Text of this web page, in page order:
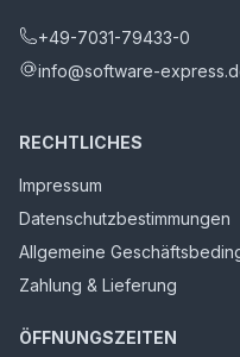
+49-7031-79433-0
info@software-
RECHTLICHES
Impressum
Datenschutzbestimmungen
Allgemeine
Zahlung & Lieferung
ÖFFNUNGSZEITEN